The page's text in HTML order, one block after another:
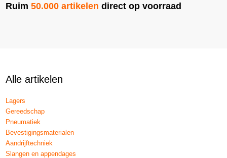
Ruim50.000 artikelen direct op voorraad
Alle artikelen
Lagers
Gereedschap
Pneumatiek
Bevestigingsmaterialen
Aandrijftechniek
Slangen en appendages